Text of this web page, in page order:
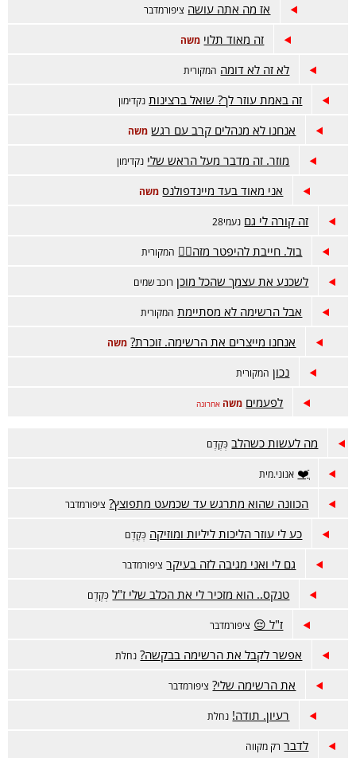
אז מה אתה עושה ציפורמדבר
זה מאוד תלוי משה
לא זה לא דומה המקורית
זה באמת עוזר לך? שואל ברצינות נקדימון
אנחנו לא מנהלים קרב עם רגש משה
מוזר. זה מדבר מעל הראש שלי נקדימון
אני מאוד בעד מיינדפולנס משה
זה קורה לי גם נעמי28
בול. חייבת להיפטר מזה😵‍💫 המקורית
לשכנע את עצמך שהכל מוכן רוכב שמים
אבל הרשימה לא מסתיימת המקורית
אנחנו מייצרים את הרשימה. זוכרת? משה
נכון המקורית
לפעמים משה אחרונה
מה לעשות כשהלב כְּקֶדֶם
ֲֿ❤️ אנוני.מית
הכוונה שהוא מתרגש עד שכמעט מתפוצץ? ציפורמדבר
כע לי עוזר הליכות ליליות ומוזיקה כְּקֶדֶם
גם לי ואני מגיבה לזה בעיקר ציפורמדבר
טנקס.. הוא מזכיר לי את הכלב שלי ז"ל כְּקֶדֶם
ז"ל 😔 ציפורמדבר
אפשר לקבל את הרשימה בבקשה? נחלת
את הרשימה שלי? ציפורמדבר
רעיון. תודה! נחלת
לדבר רק מקווה